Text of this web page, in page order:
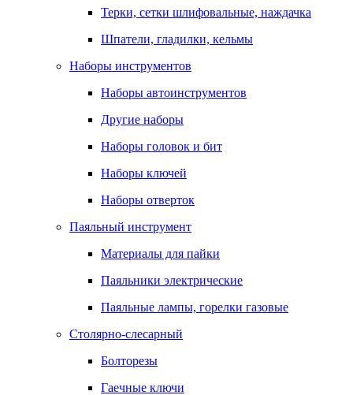
Терки, сетки шлифовальные, наждачка
Шпатели, гладилки, кельмы
Наборы инструментов
Наборы автоинструментов
Другие наборы
Наборы головок и бит
Наборы ключей
Наборы отверток
Паяльный инструмент
Материалы для пайки
Паяльники электрические
Паяльные лампы, горелки газовые
Столярно-слесарный
Болторезы
Гаечные ключи